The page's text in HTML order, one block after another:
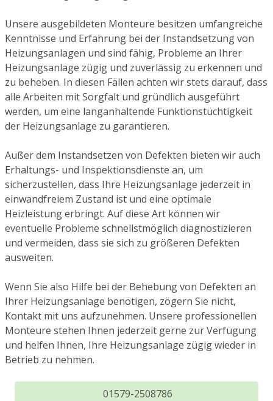
Unsere ausgebildeten Monteure besitzen umfangreiche
Kenntnisse und Erfahrung bei der Instandsetzung von
Heizungsanlagen und sind fähig, Probleme an Ihrer
Heizungsanlage zügig und zuverlässig zu erkennen und
zu beheben. In diesen Fällen achten wir stets darauf, dass
alle Arbeiten mit Sorgfalt und gründlich ausgeführt
werden, um eine langanhaltende Funktionstüchtigkeit
der Heizungsanlage zu garantieren.
Außer dem Instandsetzen von Defekten bieten wir auch
Erhaltungs- und Inspektionsdienste an, um
sicherzustellen, dass Ihre Heizungsanlage jederzeit in
einwandfreiem Zustand ist und eine optimale
Heizleistung erbringt. Auf diese Art können wir
eventuelle Probleme schnellstmöglich diagnostizieren
und vermeiden, dass sie sich zu größeren Defekten
ausweiten.
Wenn Sie also Hilfe bei der Behebung von Defekten an
Ihrer Heizungsanlage benötigen, zögern Sie nicht,
Kontakt mit uns aufzunehmen. Unsere professionellen
Monteure stehen Ihnen jederzeit gerne zur Verfügung
und helfen Ihnen, Ihre Heizungsanlage zügig wieder in
Betrieb zu nehmen.
01579-2508786